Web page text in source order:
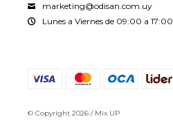
marketing@odisan.com.uy
Lunes a Viernes de 09:00 a 17:00
© Copyright 2026 / Mix UP